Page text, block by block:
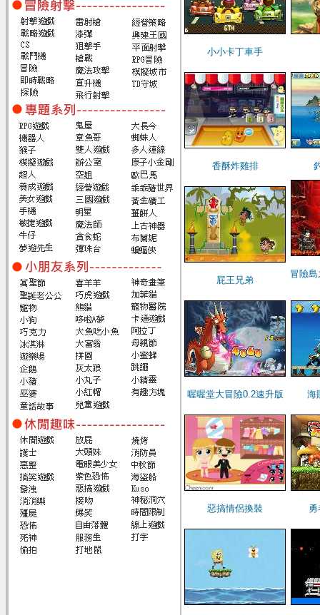
小小卡丁車手
香酥炸雞排
屁王兄弟
冒險
喔喔堂大冒險0.2速升版 海
惡搞情侶換裝